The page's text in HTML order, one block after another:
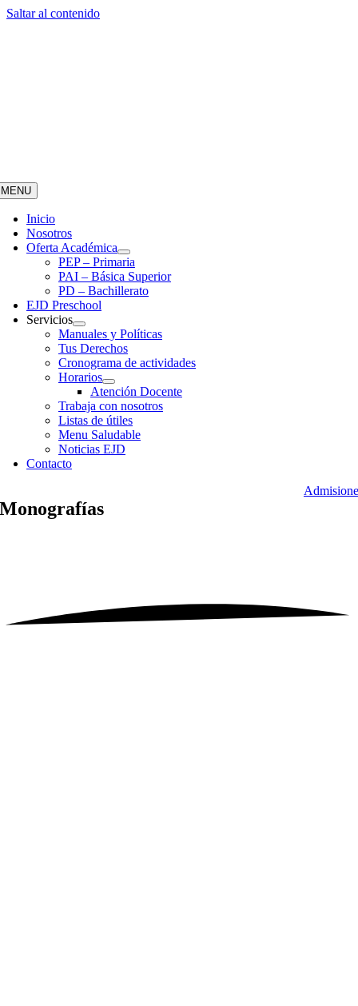
Saltar al contenido
MENU
Inicio
Nosotros
Oferta Académica
PEP – Primaria
PAI – Básica Superior
PD – Bachillerato
EJD Preschool
Servicios
Manuales y Políticas
Tus Derechos
Cronograma de actividades
Horarios
Atención Docente
Trabaja con nosotros
Listas de útiles
Menu Saludable
Noticias EJD
Contacto
Monografías